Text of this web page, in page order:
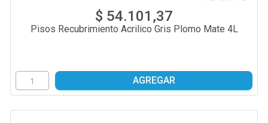
$ 54.101,37
Pisos Recubrimiento Acrilico Gris Plomo Mate 4L
AGREGAR